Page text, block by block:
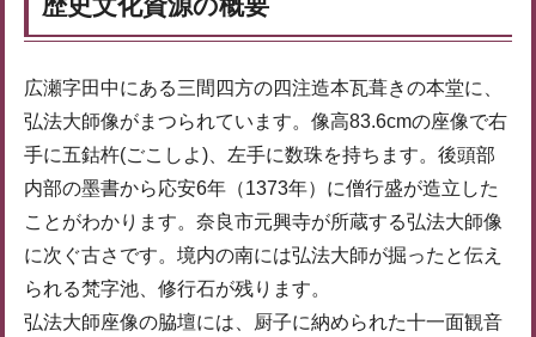
広瀬字田中にある三間四方の四注造本瓦葺きの本堂に、
弘法大師像がまつられています。像高83.6cmの座像で右
手に五鈷杵(ごこしよ)、左手に数珠を持ちます。後頭部
内部の墨書から応安6年（1373年）に僧行盛が造立した
ことがわかります。奈良市元興寺が所蔵する弘法大師像
に次ぐ古さです。境内の南には弘法大師が掘ったと伝え
られる梵字池、修行石が残ります。
弘法大師座像の脇壇には、厨子に納められた十一面観音